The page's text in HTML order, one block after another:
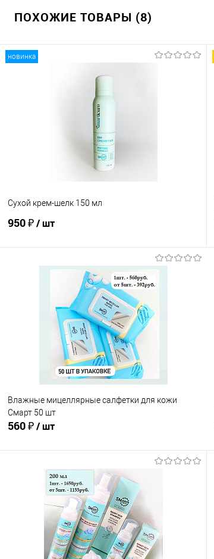
ПОХОЖИЕ ТОВАРЫ (8)
новинка
Сухой крем-шелк 150 мл
950 ₽/ шт
В корзину
В избранное
В наличии
Влажные мицеллярные салфетки для кожи
Смарт 50 шт
560 ₽/ шт
В корзину
Сравнение
В избранное
В наличии